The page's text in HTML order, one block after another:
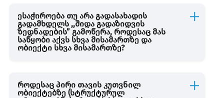
ესაჭიროება თუ არა გადასახადის
გადამხდელს ,,შიდა გადაზიდვის
ზედნადების” გამოწერა, როდესაც მას
საწყობი აქვს სხვა მისამართზე და
ობიექტი სხვა მისამართზე?
როდესაც პირი თავის კუთვნილ
ობიექტებზე (სტრუქტურულ